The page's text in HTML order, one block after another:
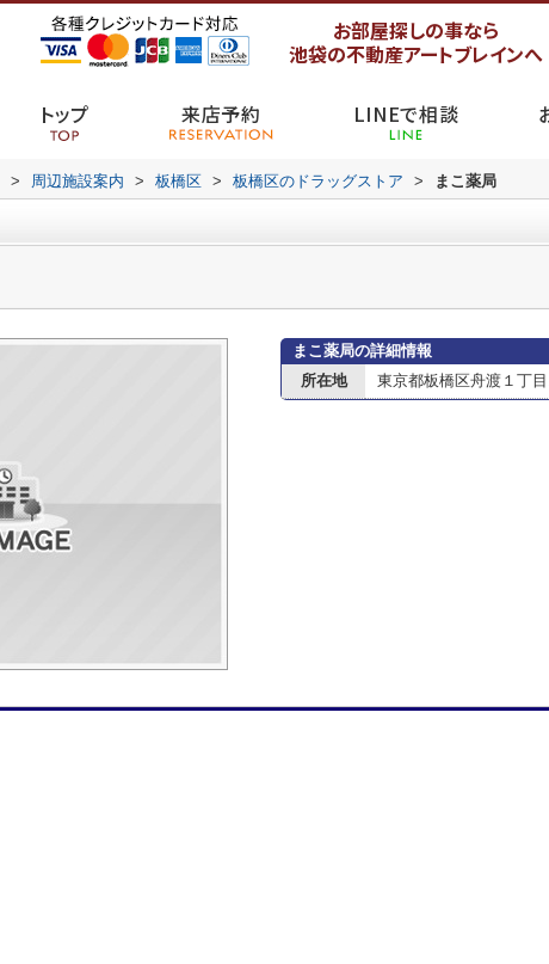
お部屋探しの事なら
池袋の不動産アートブレインへ
トップ 来店予約 LINEで相談
> 周辺施設案内 > 板橋区 > 板橋区のドラッグストア > まこ薬局
まこ薬局の詳細情報
所在地
東京都板橋区舟渡１丁